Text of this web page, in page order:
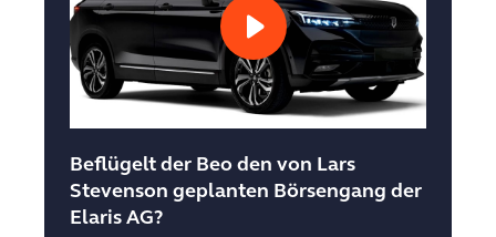
Play
Video
Beflügelt der Beo den von Lars
Stevenson geplanten Börsengang der
Elaris AG?